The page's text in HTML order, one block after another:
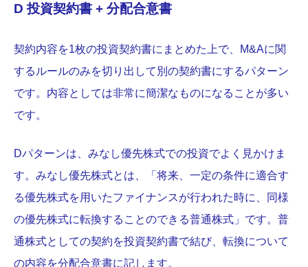
D 投資契約書 + 分配合意書
契約内容を1枚の投資契約書にまとめた上で、M&Aに関
するルールのみを切り出して別の契約書にするパターン
です。内容としては非常に簡潔なものになることが多い
です。
Dパターンは、みなし優先株式での投資でよく見かけま
す。みなし優先株式とは、「将来、一定の条件に適合す
る優先株式を用いたファイナンスが行われた時に、同様
の優先株式に転換することのできる普通株式」です。普
通株式としての契約を投資契約書で結び、転換について
の内容を分配合意書に記します。